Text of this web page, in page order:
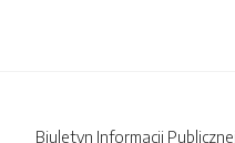
Biuletyn Informacji